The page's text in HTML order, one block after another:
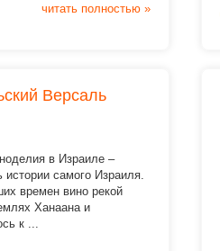
читать полностью »
Версаль
в Израиле –
истории самого Израиля.
времен вино рекой
Ханаана и
к ...